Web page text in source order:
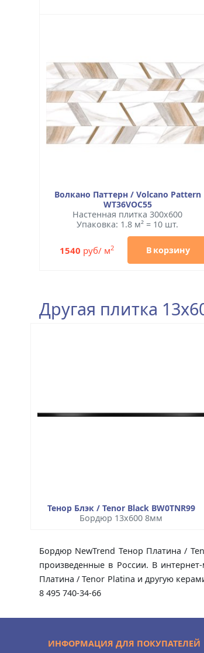
Волкано Паттерн / Volcano Pattern
WT36VOC55
Настенная плитка 300x600
Упаковка: 1.8 м² = 10 шт.
1540 руб/ м2 В корзину
Другая плитка
Тенор Блэк / Tenor Black BW0TNR99
Бордюр 13x600 8мм
Бордюр NewTrend Тенор Платина /
произведенные в России. В
Платина / Tenor Platina и другую
8 495 740-34-66
ИНФОРМАЦИЯ ДЛЯ ПОКУПАТЕЛЕЙ